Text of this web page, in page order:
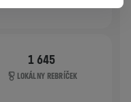
1 645
LOKÁLNY REBRÍČEK